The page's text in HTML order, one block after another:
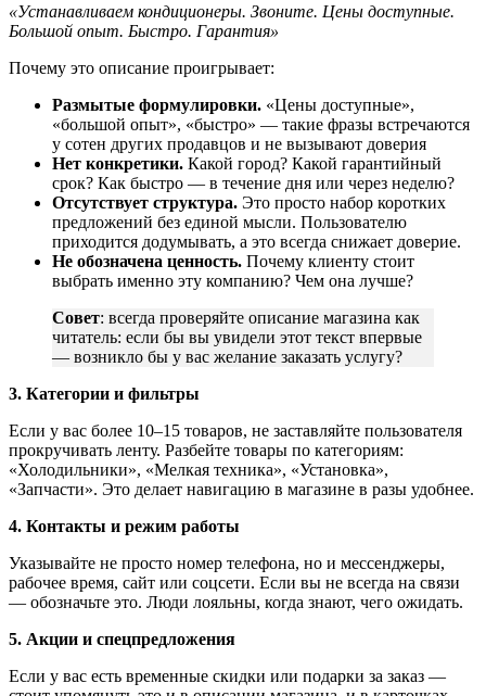
«Устанавливаем кондиционеры. Звоните. Цены доступные.
Большой опыт. Быстро. Гарантия»
Почему это описание проигрывает:
Размытые формулировки. «Цены доступные»,
«большой опыт», «быстро» — такие фразы встречаются
у сотен других продавцов и не вызывают доверия
Нет конкретики. Какой город? Какой гарантийный
срок? Как быстро — в течение дня или через неделю?
Отсутствует структура. Это просто набор коротких
предложений без единой мысли. Пользователю
приходится додумывать, а это всегда снижает доверие.
Не обозначена ценность. Почему клиенту стоит
выбрать именно эту компанию? Чем она лучше?
Совет: всегда проверяйте описание магазина как
читатель: если бы вы увидели этот текст впервые
— возникло бы у вас желание заказать услугу?
3. Категории и фильтры
Если у вас более 10–15 товаров, не заставляйте пользователя
прокручивать ленту. Разбейте товары по категориям:
«Холодильники», «Мелкая техника», «Установка»,
«Запчасти». Это делает навигацию в магазине в разы удобнее.
4. Контакты и режим работы
Указывайте не просто номер телефона, но и мессенджеры,
рабочее время, сайт или соцсети. Если вы не всегда на связи
— обозначьте это. Люди лояльны, когда знают, чего ожидать.
5. Акции и спецпредложения
Если у вас есть временные скидки или подарки за заказ —